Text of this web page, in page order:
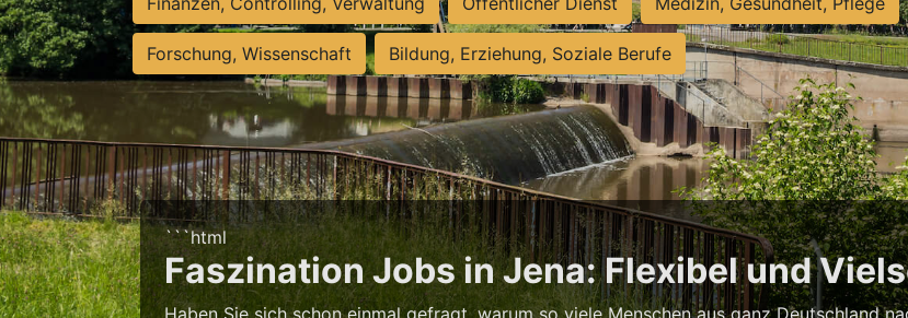
Forschung, Wissenschaft Bildung, Erziehung, Soziale Berufe
```html
Faszination Jobs in Jena: Flexibel und